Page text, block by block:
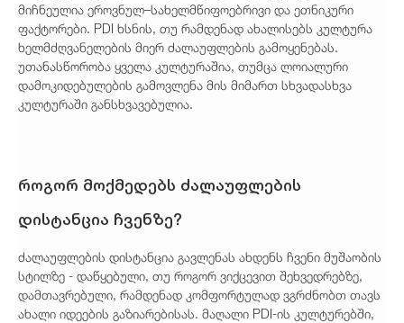
მიჩნეულია ეროვნულ–სახელმწიფოებრივი და ეთნიკური
ფაქტორები. PDI ხსნის, თუ რამდენად ახალისებს კულტურა
ხელმძღვანელების მიერ ძალაუფლების გამოყენებას.
უთანასწორობა ყველა კულტურაშია, თუმცა ლოიალური
დამოკიდებულების გამოვლენა მის მიმართ სხვადასხვა
კულტურაში განსხვავებულია.
როგორ მოქმედებს ძალაუფლების
დისტანცია ჩვენზე?
ძალაუფლების დისტანცია გავლენას ახდენს ჩვენი მუშაობის
სტილზე - დაწყებული, თუ როგორ ვიქცევით შეხვედრებზე,
დამთავრებული, რამდენად კომფორტულად ვგრძნობთ თავს
ახალი იდეების გაზიარებისას. მაღალი PDI-ის კულტურებში,